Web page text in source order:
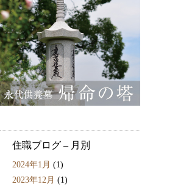
住職ブログ – 月別
2024年1月 (1)
2023年12月 (1)